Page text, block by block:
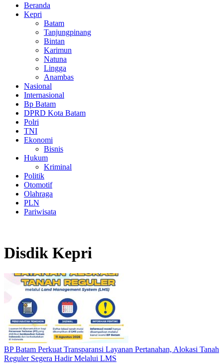
Beranda
Kepri
Batam
Tanjungpinang
Bintan
Karimun
Natuna
Lingga
Anambas
Nasional
Internasional
Bp Batam
DPRD Kota Batam
Polri
TNI
Ekonomi
Bisnis
Hukum
Kriminal
Politik
Otomotif
Olahraga
PLN
Pariwisata
Disdik Kepri
BP Batam Perkuat Transparansi Layanan Pertanahan, Alokasi Tanah
Reguler Segera Hadir Melalui LMS